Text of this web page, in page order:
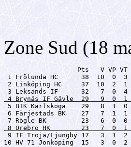
Zone Sud (18
Pts   V VP VT
1 Frölunda HC      38  10  0
2 Linköping HC     37  10  2
4 Brynäs IF Gävle  29   9  0
5 BIK Karlskoga    29   8  1
6 Färjestads BK    27   7  1
8 Örebro HK        23   7  0  1
9 IF Troja/Ljungby 17   3  1
10 HV 71 Jönköping  15   3  0